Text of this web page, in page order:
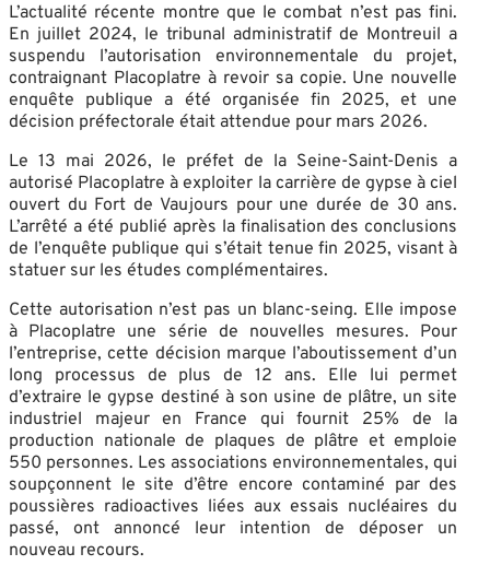
L’actualité récente montre que le combat n’est pas fini.
En juillet 2024, le tribunal administratif de Montreuil a
suspendu l’autorisation environnementale du projet,
contraignant Placoplatre à revoir sa copie. Une nouvelle
enquête publique a été organisée fin 2025, et une
décision préfectorale était attendue pour mars 2026.
Le 13 mai 2026, le préfet de la Seine-Saint-Denis a
autorisé Placoplatre à exploiter la carrière de gypse à ciel
ouvert du Fort de Vaujours pour une durée de 30 ans.
L’arrêté a été publié après la finalisation des conclusions
de l’enquête publique qui s’était tenue fin 2025, visant à
statuer sur les études complémentaires.
Cette autorisation n’est pas un blanc-seing. Elle impose
à Placoplatre une série de nouvelles mesures. Pour
l’entreprise, cette décision marque l’aboutissement d’un
long processus de plus de 12 ans. Elle lui permet
d’extraire le gypse destiné à son usine de plâtre, un site
industriel majeur en France qui fournit 25% de la
production nationale de plaques de plâtre et emploie
550 personnes. Les associations environnementales, qui
soupçonnent le site d’être encore contaminé par des
poussières radioactives liées aux essais nucléaires du
passé, ont annoncé leur intention de déposer un
nouveau recours.